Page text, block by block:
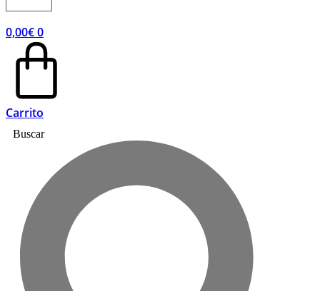
0,00€0
Carrito
Buscar